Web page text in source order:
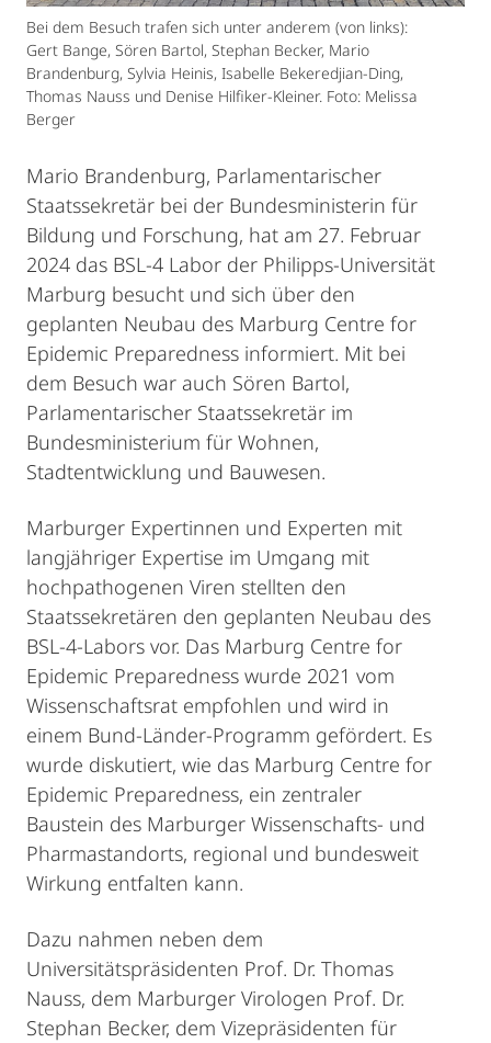
Bei dem Besuch trafen sich unter anderem (von links):
Gert Bange, Sören Bartol, Stephan Becker, Mario
Brandenburg, Sylvia Heinis, Isabelle Bekeredjian-Ding,
Thomas Nauss und Denise Hilfiker-Kleiner. Foto: Melissa
Berger
Mario Brandenburg, Parlamentarischer
Staatssekretär bei der Bundesministerin für
Bildung und Forschung, hat am 27. Februar
2024 das BSL-4 Labor der Philipps-Universität
Marburg besucht und sich über den
geplanten Neubau des Marburg Centre for
Epidemic Preparedness informiert. Mit bei
dem Besuch war auch Sören Bartol,
Parlamentarischer Staatssekretär im
Bundesministerium für Wohnen,
Stadtentwicklung und Bauwesen.
Marburger Expertinnen und Experten mit
langjähriger Expertise im Umgang mit
hochpathogenen Viren stellten den
Staatssekretären den geplanten Neubau des
BSL-4-Labors vor. Das Marburg Centre for
Epidemic Preparedness wurde 2021 vom
Wissenschaftsrat empfohlen und wird in
einem Bund-Länder-Programm gefördert. Es
wurde diskutiert, wie das Marburg Centre for
Epidemic Preparedness, ein zentraler
Baustein des Marburger Wissenschafts- und
Pharmastandorts, regional und bundesweit
Wirkung entfalten kann.
Dazu nahmen neben dem
Universitätspräsidenten Prof. Dr. Thomas
Nauss, dem Marburger Virologen Prof. Dr.
Stephan Becker, dem Vizepräsidenten für